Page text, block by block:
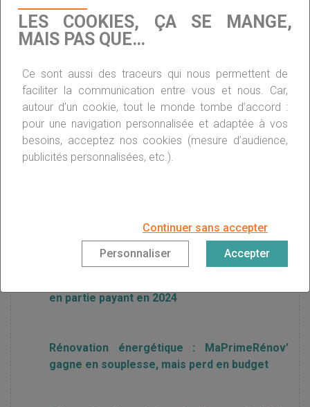
2024 est donc de tirer les leçons de 2023 et de miser sur
l’efficacité des travaux de rénovation énergétique et des
dispositifs d’aide associés.
EN SAVOIR PLUS SUR MAPRIMERÉNOV
EN 2024
MaPrimeRénov’ : 1,6 milliard d’euros
supplémentaires en 2024
en partie payant en 2024
Rénovation énergétique : MaPrimeRénov’
gagne en souplesse, mais perd en budget
LES COOKIES, ÇA SE MANGE,
MAIS PAS QUE…
Ce sont aussi des traceurs qui nous permettent de
faciliter la communication entre vous et nous. Car,
autour d’un cookie, tout le monde tombe d’accord :
pour une navigation personnalisée et adaptée à vos
besoins, acceptez nos cookies (mesure d’audience,
publicités personnalisées, etc.).
Continuer sans accepter
Personnaliser
Accepter